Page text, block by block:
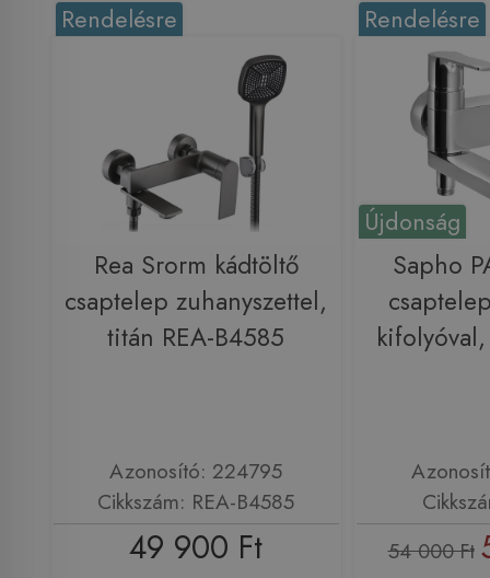
Rendelésre
Rea Srorm kádtöltő
csaptelep zuhanyszettel,
titán REA-B4585
Azonosító: 224795
Cikkszám: REA-B4585
49 900 Ft
Újdonság
Rendelésre
Sapho
54 000 Ft